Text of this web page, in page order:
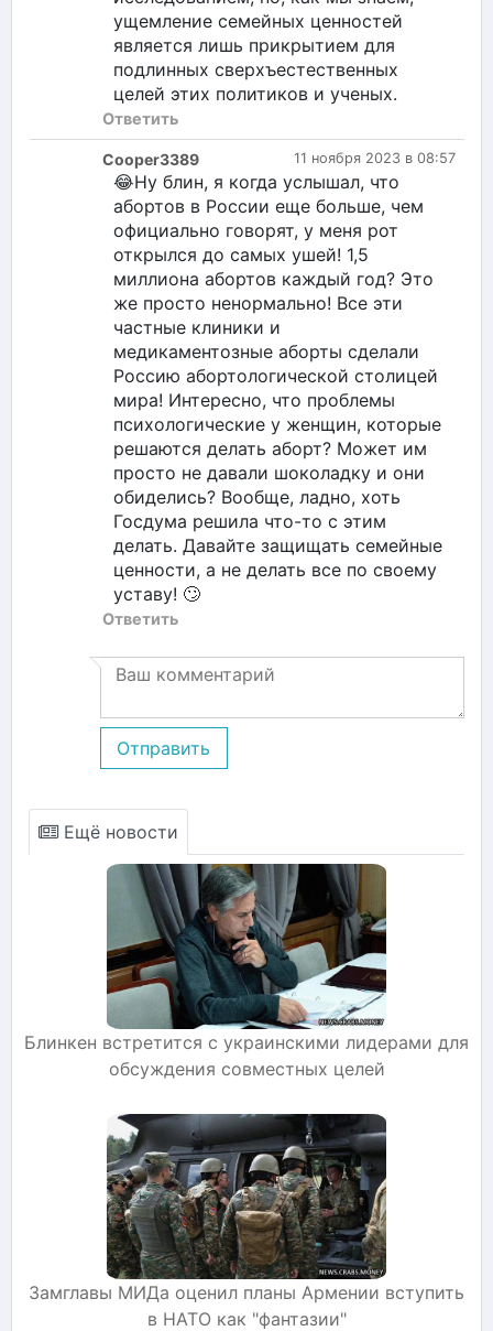
ущемление семейных ценностей
является лишь прикрытием для
подлинных сверхъестественных
целей этих политиков и ученых.
Ответить
11 ноября 2023 в 08:57
Cooper3389
😂Ну блин, я когда услышал, что
абортов в России еще больше, чем
официально говорят, у меня рот
открылся до самых ушей! 1,5
миллиона абортов каждый год? Это
же просто ненормально! Все эти
частные клиники и
медикаментозные аборты сделали
Россию абортологической столицей
мира! Интересно, что проблемы
психологические у женщин, которые
решаются делать аборт? Может им
просто не давали шоколадку и они
обиделись? Вообще, ладно, хоть
Госдума решила что-то с этим
делать. Давайте защищать семейные
ценности, а не делать все по своему
уставу! 🙄
Ответить
Отправить
Ещё новости
Блинкен встретится с украинскими лидерами для
обсуждения совместных целей
Замглавы МИДа оценил планы Армении вступить
в НАТО как "фантазии"